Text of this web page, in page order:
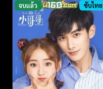
จบแล้ว ซับไทย